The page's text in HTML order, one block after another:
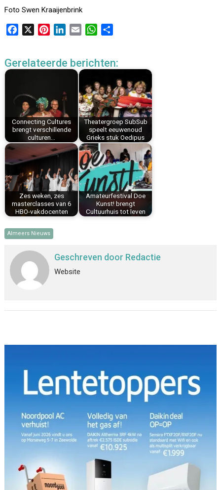
Foto Swen Kraaijenbrink
e
o
k
t
e
s
t
k
I
n
i
W
t
A
p
p
e
Gerelateerde berichten:
Connecting Cultures
brengt verschillende
culturen…
Theatergroep SubSub
speelt eeuwenoud
Grieks stuk Oedipus
Zes weken, zes
masterclasses van 6
HBO-vakdocenten
Amateurfestival Doe
Kunst! brengt
Cultuurhuis tot leven
Almeers Nieuws
Geschreven door Redactie
Website